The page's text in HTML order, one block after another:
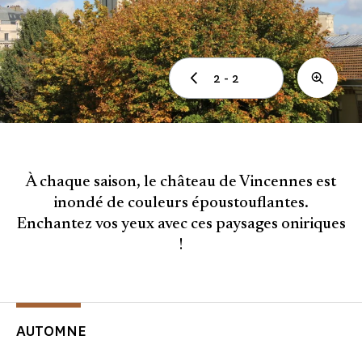
2 - 2 ZOOM
À chaque saison, le château de Vincennes est
inondé de couleurs époustouflantes.
Enchantez vos yeux avec ces paysages oniriques
!
AUTOMNE